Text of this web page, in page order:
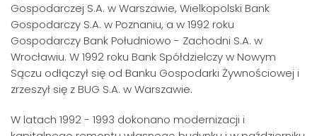
Gospodarczej S.A. w Warszawie, Wielkopolski Bank
Gospodarczy S.A. w Poznaniu, a w 1992 roku
Gospodarczy Bank Południowo - Zachodni S.A. w
Wrocławiu. W 1992 roku Bank Spółdzielczy w Nowym
Sączu odłączył się od Banku Gospodarki Żywnościowej i
zrzeszył się z BUG S.A. w Warszawie.
W latach 1992 - 1993 dokonano modernizacji i